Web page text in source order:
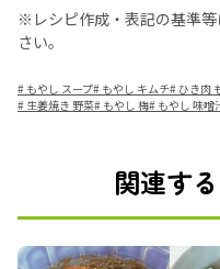
※レシピ作成・表記の基準等
さい。
# もやし スープ# もやし キムチ# ひき肉
# 生姜焼き 野菜# もやし 梅# もやし 味噌
関連す